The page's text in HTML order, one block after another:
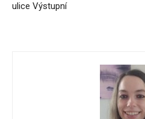
ulice Výstupní